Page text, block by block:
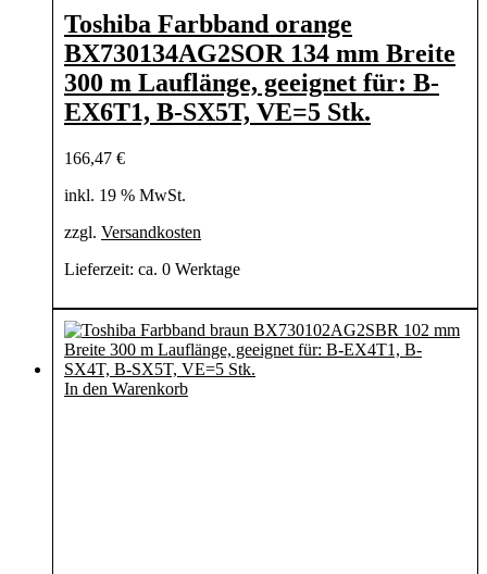
Toshiba Farbband orange
BX730134AG2SOR 134 mm Breite
300 m Lauflänge, geeignet für: B-
EX6T1, B-SX5T, VE=5 Stk.
166,47 €
inkl. 19 % MwSt.
zzgl. Versandkosten
Lieferzeit: ca. 0 Werktage
In den Warenkorb